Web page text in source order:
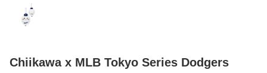
Chiikawa x MLB Tokyo Series Dodgers